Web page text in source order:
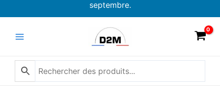
septembre.